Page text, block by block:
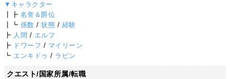
▼キャラクター
┃┣ 名誉＆爵位
┃┗ 係数 /状態 / 経験
┣ 人間 / エルフ
┣ ドワーフ / マイリーン
┗ エンキドゥ / ラピン
クエスト/国家所属/転職